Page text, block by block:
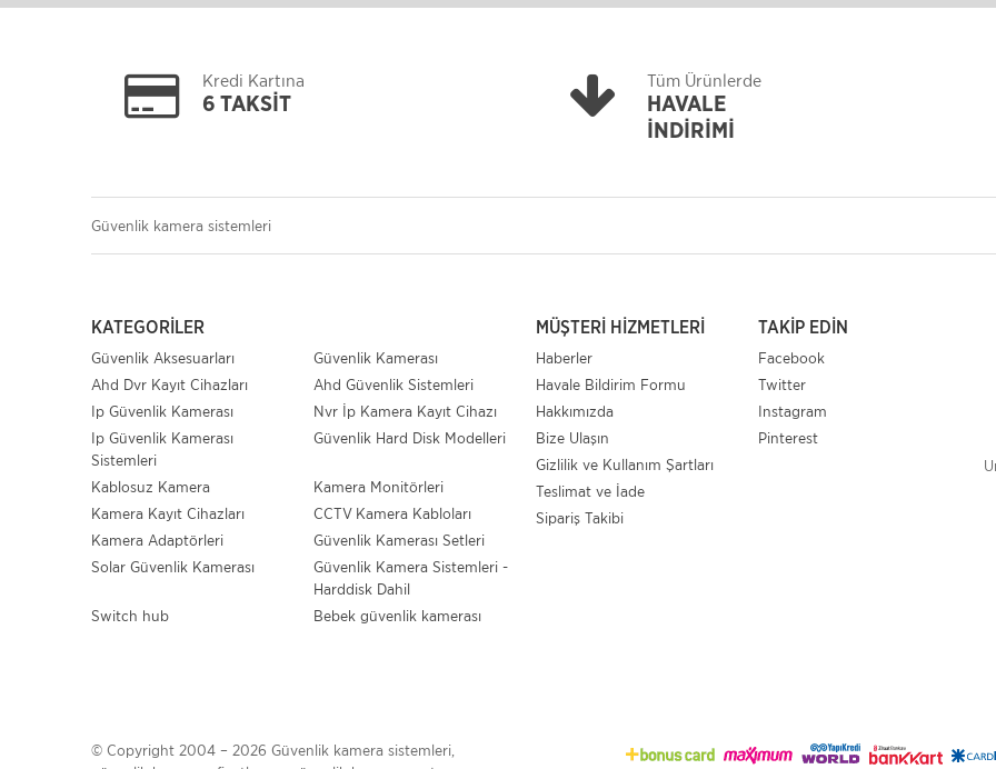
Kredi Kartına
6 TAKSİT
Tüm Ürünlerde
HAVALE
İNDİRİMİ
Güvenlik kamera sistemleri
KATEGORILER
Güvenlik Aksesuarları
Güvenlik Kamerası
Ahd Dvr Kayıt Cihazları
Ahd Güvenlik Sistemleri
Ip Güvenlik Kamerası
Nvr İp Kamera Kayıt Cihazı
Ip Güvenlik Kamerası
Sistemleri
Güvenlik Hard Disk Modelleri
Kablosuz Kamera
Kamera Monitörleri
Kamera Kayıt Cihazları
CCTV Kamera Kabloları
Kamera Adaptörleri
Güvenlik Kamerası Setleri
Solar Güvenlik Kamerası
Güvenlik Kamera Sistemleri -
Harddisk Dahil
Switch hub
Bebek güvenlik kamerası
MÜŞTERI HIZMETLERI
Haberler
Havale Bildirim Formu
Hakkımızda
Bize Ulaşın
Gizlilik ve Kullanım Şartları
Teslimat ve İade
Sipariş Takibi
TAKIP EDIN
Facebook
Twitter
Instagram
Pinterest
© Copyright 2004 – 2026 Güvenlik kamera sistemleri,